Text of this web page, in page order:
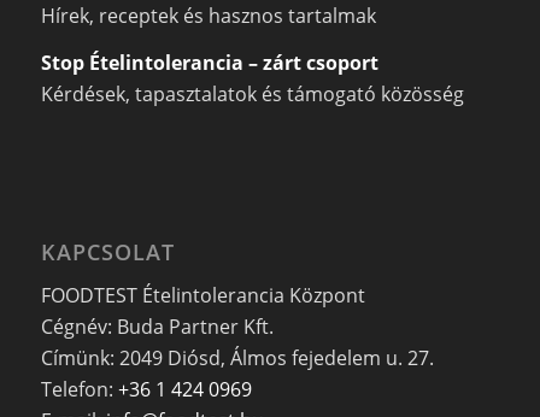
Hírek, receptek és hasznos tartalmak
Stop Ételintolerancia – zárt csoport
Kérdések, tapasztalatok és támogató közösség
KAPCSOLAT
FOODTEST Ételintolerancia Központ
Cégnév: Buda Partner Kft.
Címünk: 2049 Diósd, Álmos fejedelem u. 27.
Telefon: +36 1 424 0969